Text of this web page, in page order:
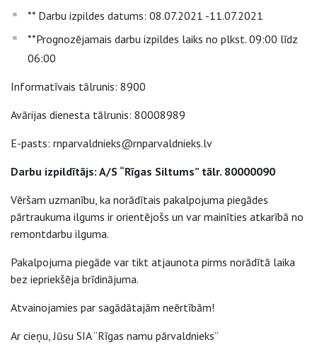
** Darbu izpildes datums: 08.07.2021 -11.07.2021
**Prognozējamais darbu izpildes laiks no plkst. 09:00 līdz
06:00
Informatīvais tālrunis: 8900
Avārijas dienesta tālrunis: 80008989
E-pasts: rnparvaldnieks@rnparvaldnieks.lv
Darbu izpildītājs: A/S “Rīgas Siltums” tālr. 80000090
Vēršam uzmanību, ka norādītais pakalpojuma piegādes
pārtraukuma ilgums ir orientējošs un var mainīties atkarībā no
remontdarbu ilguma.
Pakalpojuma piegāde var tikt atjaunota pirms norādītā laika
bez iepriekšēja brīdinājuma.
Atvainojamies par sagādātajām neērtībām!
Ar cieņu, Jūsu SIA “Rīgas namu pārvaldnieks”